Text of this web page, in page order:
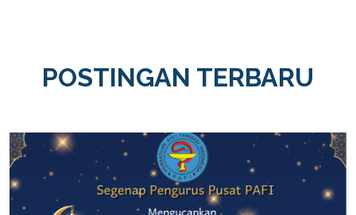
POSTINGAN TERBARU